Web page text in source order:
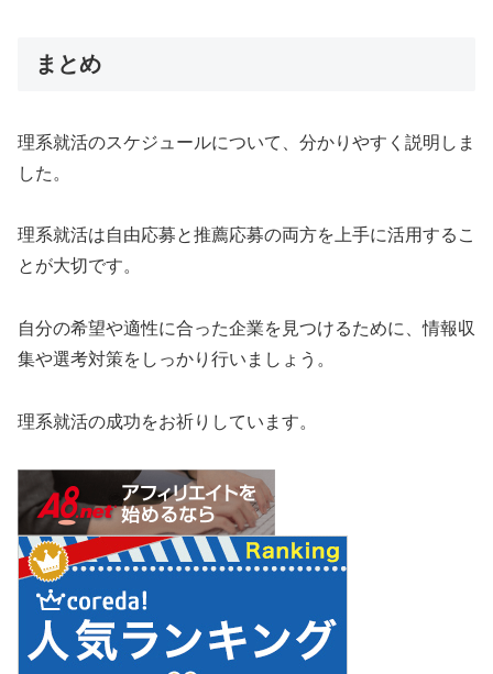
まとめ
理系就活のスケジュールについて、分かりやすく説明しま
した。
理系就活は自由応募と推薦応募の両方を上手に活用するこ
とが大切です。
自分の希望や適性に合った企業を見つけるために、情報収
集や選考対策をしっかり行いましょう。
理系就活の成功をお祈りしています。